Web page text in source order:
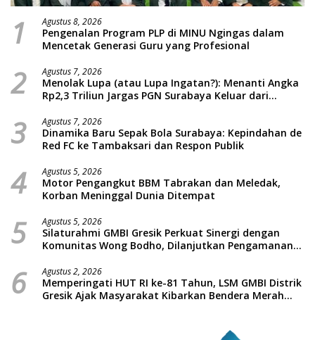
1 Agustus 8, 2026
Pengenalan Program PLP di MINU Ngingas dalam
Mencetak Generasi Guru yang Profesional
2 Agustus 7, 2026
Menolak Lupa (atau Lupa Ingatan?): Menanti Angka
Rp2,3 Triliun Jargas PGN Surabaya Keluar dari
3 Agustus 7, 2026
Dinamika Baru Sepak Bola Surabaya: Kepindahan de
Red FC ke Tambaksari dan Respon Publik
4 Agustus 5, 2026
Motor Pengangkut BBM Tabrakan dan Meledak,
Korban Meninggal Dunia Ditempat
5 Agustus 5, 2026
Silaturahmi GMBI Gresik Perkuat Sinergi dengan
Komunitas Wong Bodho, Dilanjutkan Pengamanan
Massal dan Santunan Anak Yatim
6 Agustus 2, 2026
Memperingati HUT RI ke-81 Tahun, LSM GMBI Distrik
Gresik Ajak Masyarakat Kibarkan Bendera Merah